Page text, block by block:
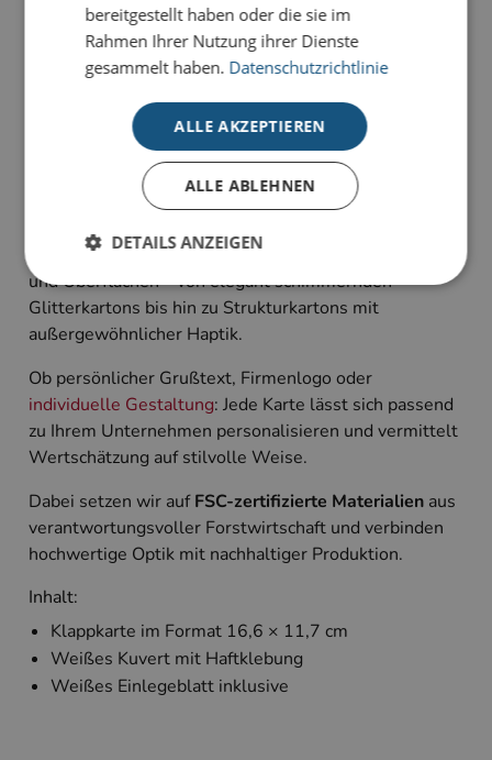
Unsere Premium-Weihnachtskarten für Unternehmen
verbinden stilvolle Gestaltung mithochwertigen
Materialien und exklusiven Veredelungen. Edle
Details und sorgfältig ausgewählte Naturkartons
verleihen jeder Karte eine besondere Ausstrahlung
und machen Ihre Weihnachtsgrüße zu einem
hochwertigen Markenbotschafter.
Für die Premium-Kollektion verwenden wir
ausgesuchte Naturkartons in unterschiedlichen Farben
und Oberflächen – von elegant schimmernden
Glitterkartons bis hin zu Strukturkartons mit
außergewöhnlicher Haptik.
Ob persönlicher Grußtext, Firmenlogo oder
individuelle Gestaltung: Jede Karte lässt sich passend
zu Ihrem Unternehmen personalisieren und vermittelt
Wertschätzung auf stilvolle Weise.
Dabei setzen wir aufFSC-zertifizierte Materialien aus
verantwortungsvoller Forstwirtschaft und verbinden
hochwertige Optik mit nachhaltiger Produktion.
Inhalt:
Klappkarte im Format 16,6 × 11,7 cm
Weißes Kuvert mit Haftklebung
Weißes Einlegeblatt inklusive
bereitgestellt haben oder die sie im
Rahmen Ihrer Nutzung ihrer Dienste
gesammelt haben. Datenschutzrichtlinie
ALLE AKZEPTIEREN
ALLE ABLEHNEN
DETAILS ANZEIGEN
Unbedingt erforderlich
Unbedingt erforderliche Cookies ermöglichen
wesentliche Kernfunktionen der Website wie die
Benutzeranmeldung und die Kontoverwaltung.
Ohne die unbedingt erforderlichen Cookies kann
die Website nicht ordnungsgemäß verwendet
Name
Anbieter/Domäne Ablaufdatum
PHPSESSID
PHP.net
Session